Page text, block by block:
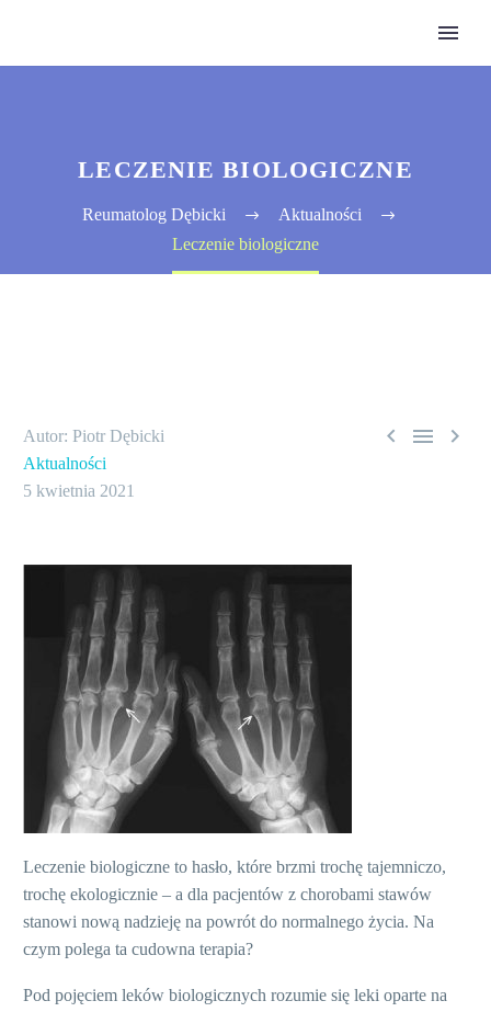
LECZENIE BIOLOGICZNE
Reumatolog Dębicki
Aktualności
Leczenie biologiczne
  
Autor: Piotr Dębicki
Aktualności
5 kwietnia 2021
Leczenie biologiczne to hasło, które brzmi trochę tajemniczo,
trochę ekologicznie – a dla pacjentów z chorobami stawów
stanowi nową nadzieję na powrót do normalnego życia. Na
czym polega ta cudowna terapia?
Pod pojęciem leków biologicznych rozumie się leki oparte na